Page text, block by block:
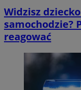
Widzisz
samochodzie?
reagować